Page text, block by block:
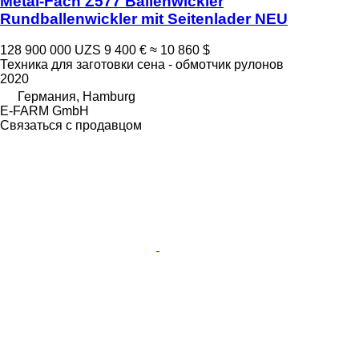
Rundballenwickler mit Seitenlader NEU
128 900 000 UZS 9 400 € ≈ 10 860 $
Техника для заготовки сена - обмотчик рулонов
2020
Германия, Hamburg
E-FARM GmbH
Связаться с продавцом